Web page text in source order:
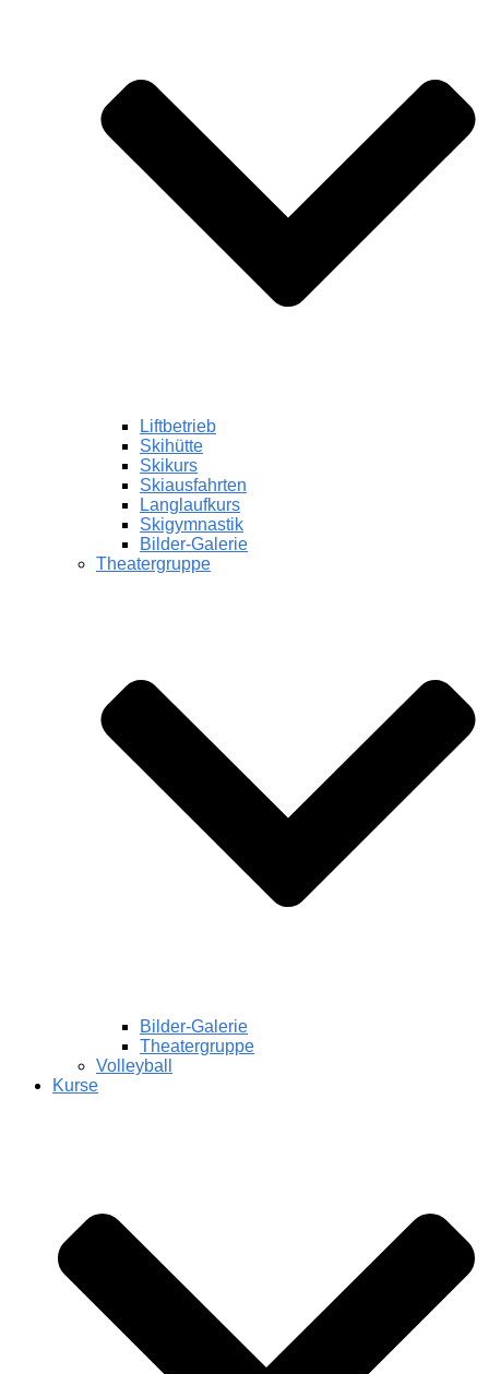
Liftbetrieb
Skihütte
Skikurs
Skiausfahrten
Langlaufkurs
Skigymnastik
Bilder-Galerie
Theatergruppe
Bilder-Galerie
Theatergruppe
Volleyball
Kurse